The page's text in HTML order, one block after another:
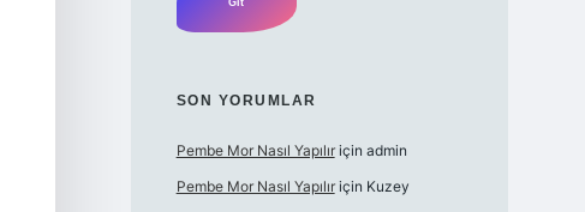
SON YORUMLAR
Pembe Mor Nasıl Yapılıriçin admin
Pembe Mor Nasıl Yapılıriçin Kuzey